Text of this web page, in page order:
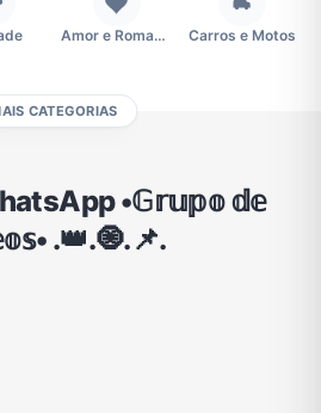
Amor e Romance Carros e Motos
Emagrecimento e Perda de Peso
CATEGORIAS
•𝔾𝕣𝕦𝕡𝕠 𝕕𝕖
.👑.🧿.📌.